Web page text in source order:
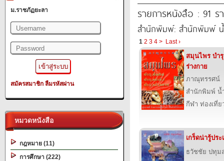
ม.ราชภัฏยะลา
สมัครสมาชิก ลืมรหัสผ่าน
หมวดหนังสือ
กฎหมาย (11)
การศึกษา (222)
รายการหนังสือ : 91 ร
สำนักพิมพ์: สำนักพิมพ์
1 2 3 4 > Last ›
สมุนไพร บำรุ
ร่างกาย
ภาณุทรรศน์
สำนักพิมพ์ น้
กีฬา ท่องเที่
เกร็ดน่ารู้ปร
ธวัชชัย ปทุม